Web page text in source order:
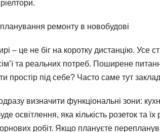
ремонту в новобудові
– це не біг на коротку дистанцію. Усе
та реальних потреб. Поширене
простір під себе? Часто саме тут
визначити функціональні зони:
освітлення, яка кількість розеток та
робіт. Якщо плануєте